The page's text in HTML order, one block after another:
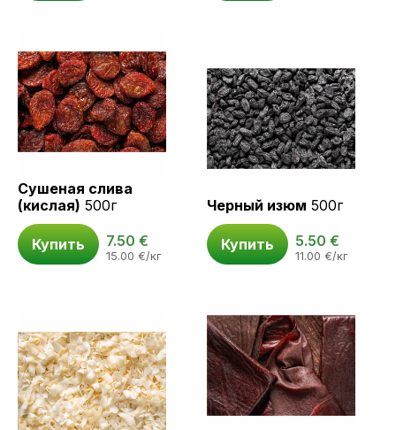
Сушеная слива
(кислая) 500г
Купить 7.50 €
15.00 €/кг
Черный изюм 500г
Купить 5.50 €
11.00 €/кг